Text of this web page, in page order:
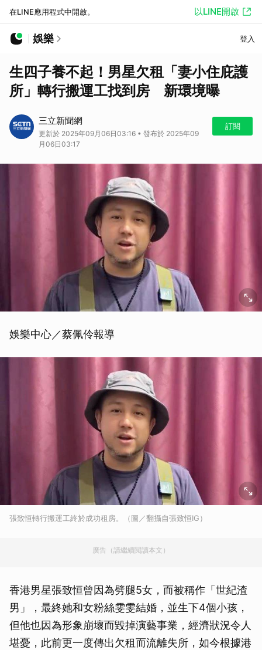
在LINE應用程式中開啟。 以LINE開啟
娛樂 登入
生四子養不起！男星欠租「妻小住庇護
所」轉行搬運工找到房 新環境曝
三立新聞網
更新於 2025年09月06日03:16 • 發布於 2025年09
月06日03:17
訂閱
娛樂中心／蔡佩伶報導
張致恒轉行搬運工終於成功租房。（圖／翻攝自張致恒IG）
廣告（請繼續閱讀本文）
香港男星張致恒曾因為劈腿5女，而被稱作「世紀渣
男」，最終她和女粉絲雯雯結婚，並生下4個小孩，
但他也因為形象崩壞而毀掉演藝事業，經濟狀況令人
堪憂，此前更一度傳出欠租而流離失所，如今根據港